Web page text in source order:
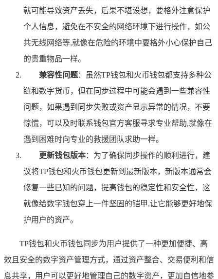
就可能导致资产丢失，后果不堪设想，要格外注意保护
个人信息，避免在不安全的网络环境下进行操作，如公
共无线网络等,就像在危险的环境中要格外小心保护自己
的贵重物品一样。
兼容性问题：虽然TP钱包和火币钱包都支持多种公
链和数字货币，但在同步过程中可能会遇到一些兼容性
问题，如果遇到同步失败或资产显示异常的情况，不要
惊慌，可以及时联系钱包官方客服寻求专业帮助,就像在
遇到困难时向专业的救援团队求助一样。
更新钱包版本：为了确保同步操作的顺利进行，建
议将TP钱包和火币钱包更新到最新版本，新版本通常会
修复一些已知的问题，提高钱包的稳定性和安全性，这
就像给数字钱包穿上一件坚固的铠甲,让它能够更好地保
护用户的资产。
TP钱包和火币钱包同步为用户提供了一种更加便捷、高
效且安全的数字资产管理方式，通过资产整合、交易便利和信
息共享，用户可以更好地管理自己的数字资产，更加自信地参